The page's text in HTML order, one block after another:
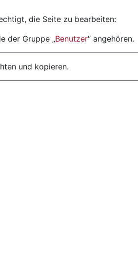
die Seite zu bearbeiten:
der Gruppe „Benutzer“ angehören.
und kopieren.